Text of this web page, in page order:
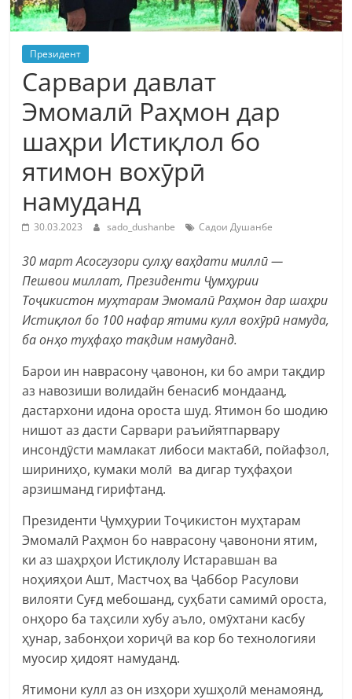
Президент
Сарвари давлат
Эмомалӣ Раҳмон дар
шаҳри Истиқлол бо
ятимон вохӯрӣ
намуданд
30.03.2023 sado_dushanbe Садои Душанбе
30 март Асосгузори сулҳу ваҳдати миллӣ —
Пешвои миллат, Президенти Ҷумҳурии
Тоҷикистон муҳтарам Эмомалӣ Раҳмон дар шаҳри
Истиқлол бо 100 нафар ятими кулл вохӯрӣ намуда,
ба онҳо туҳфаҳо тақдим намуданд.
Барои ин наврасону ҷавонон, ки бо амри тақдир
аз навозиши волидайн бенасиб мондаанд,
дастархони идона ороста шуд. Ятимон бо шодию
нишот аз дасти Сарвари раъийятпарвару
инсондӯсти мамлакат либоси мактабӣ, пойафзол,
шириниҳо, кумаки молӣ ва дигар туҳфаҳои
арзишманд гирифтанд.
Президенти Ҷумҳурии Тоҷикистон муҳтарам
Эмомалӣ Раҳмон бо наврасону ҷавонони ятим,
ки аз шаҳрҳои Истиқлолу Истаравшан ва
ноҳияҳои Ашт, Мастчоҳ ва Ҷаббор Расулови
вилояти Суғд мебошанд, суҳбати самимӣ ороста,
онҳоро ба таҳсили хубу аъло, омӯхтани касбу
ҳунар, забонҳои хориҷӣ ва кор бо технологияи
муосир ҳидоят намуданд.
Ятимони кулл аз он изҳори хушҳолӣ менамоянд,